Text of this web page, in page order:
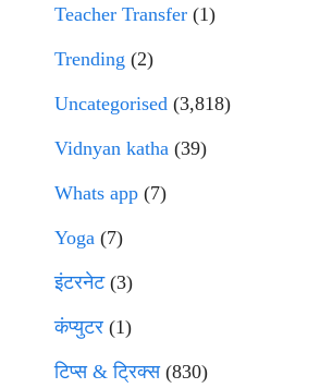
Teacher Transfer (1)
Trending (2)
Uncategorised (3,818)
Vidnyan katha (39)
Whats app (7)
Yoga (7)
इंटरनेट(3)
कंप्युटर (1)
टिप्स & ट्रिक्स(830)